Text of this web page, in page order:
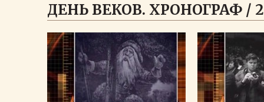
ДЕНЬ ВЕКОВ. ХРОНОГРАФ /